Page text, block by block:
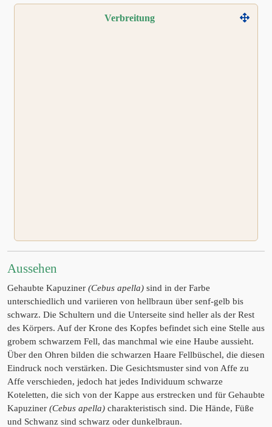
Verbreitung
Aussehen
Gehaubte Kapuziner (Cebus apella) sind in der Farbe
unterschiedlich und variieren von hellbraun über senf-gelb bis
schwarz. Die Schultern und die Unterseite sind heller als der Rest
des Körpers. Auf der Krone des Kopfes befindet sich eine Stelle aus
grobem schwarzem Fell, das manchmal wie eine Haube aussieht.
Über den Ohren bilden die schwarzen Haare Fellbüschel, die diesen
Eindruck noch verstärken. Die Gesichtsmuster sind von Affe zu
Affe verschieden, jedoch hat jedes Individuum schwarze
Koteletten, die sich von der Kappe aus erstrecken und für Gehaubte
Kapuziner (Cebus apella) charakteristisch sind. Die Hände, Füße
und Schwanz sind schwarz oder dunkelbraun.